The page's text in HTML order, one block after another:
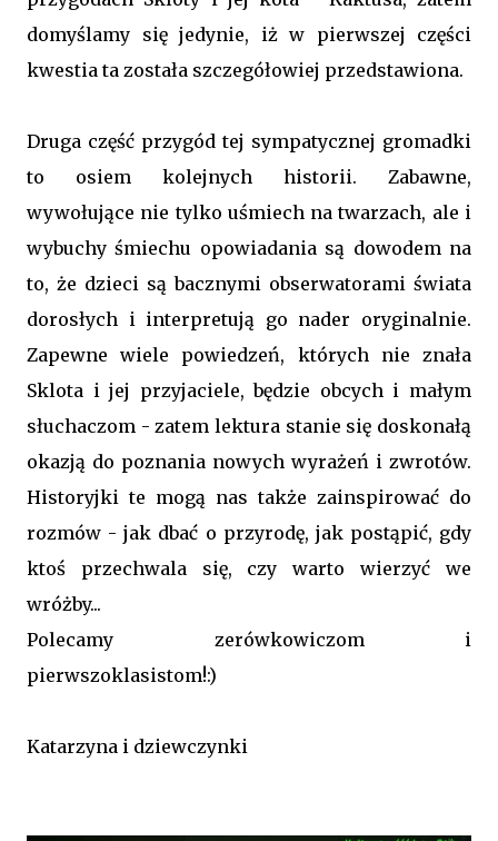
domyślamy się jedynie, iż w pierwszej części
kwestia ta została szczegółowiej przedstawiona.
Druga część przygód tej sympatycznej gromadki
to osiem kolejnych historii. Zabawne,
wywołujące nie tylko uśmiech na twarzach, ale i
wybuchy śmiechu opowiadania są dowodem na
to, że dzieci są bacznymi obserwatorami świata
dorosłych i interpretują go nader oryginalnie.
Zapewne wiele powiedzeń, których nie znała
Sklota i jej przyjaciele, będzie obcych i małym
słuchaczom - zatem lektura stanie się doskonałą
okazją do poznania nowych wyrażeń i zwrotów.
Historyjki te mogą nas także zainspirować do
rozmów - jak dbać o przyrodę, jak postąpić, gdy
ktoś przechwala się, czy warto wierzyć we
wróżby...
Polecamy zerówkowiczom i
pierwszoklasistom!:)
Katarzyna i dziewczynki